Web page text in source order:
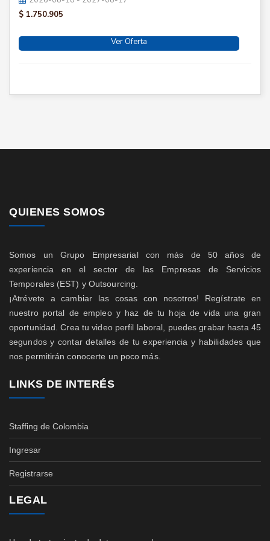
$ 1.750.905
Ver Oferta
QUIENES SOMOS
Somos un Grupo Empresarial con más de 50 años de
experiencia en el sector de las Empresas de Servicios
Temporales (EST) y Outsourcing.
¡Atrévete a cambiar las cosas con nosotros! Regístrate en
nuestro portal de empleo y haz de tu hoja de vida una gran
oportunidad. Crea tu video perfil laboral, puedes grabar hasta 45
segundos y contar detalles de tu experiencia y habilidades que
nos permitirán conocerte un poco más.
LINKS DE INTERÉS
Staffing de Colombia
Ingresar
Registrarse
LEGAL